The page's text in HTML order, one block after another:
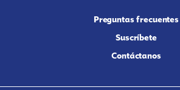
Preguntas frecuentes
Suscríbete
Contáctanos